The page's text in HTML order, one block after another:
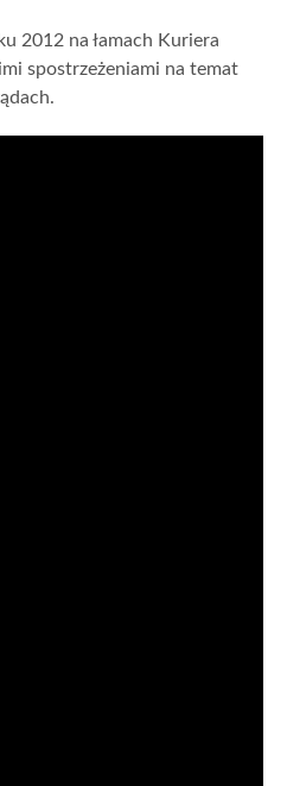
2012 na łamach Kuriera
spostrzeżeniami na temat